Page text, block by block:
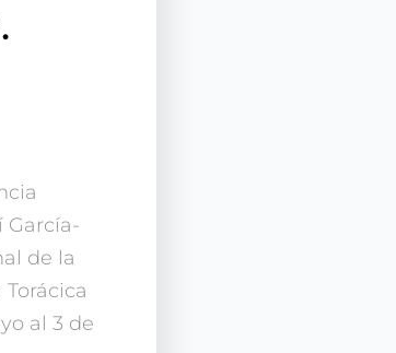
García-
de la
al 3 de